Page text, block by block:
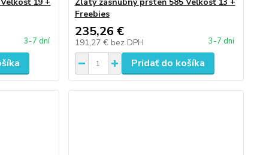
3-7 dní
Freebies
235,26 €
191,27 € bez DPH 3-7 dní
Pridať do košíka